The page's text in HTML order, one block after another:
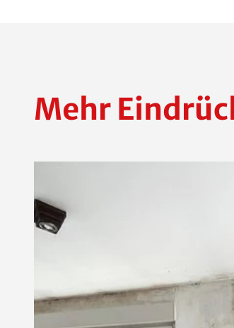
Mehr